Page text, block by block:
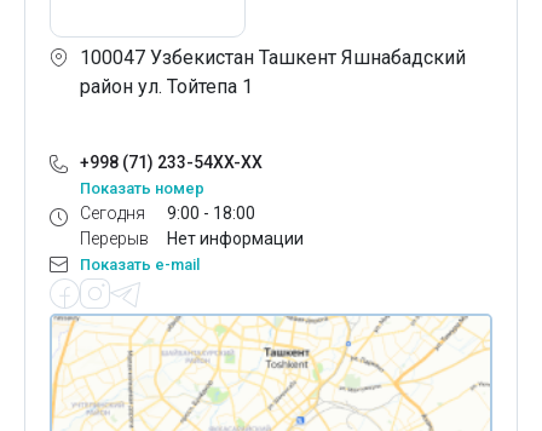
100047 Узбекистан Ташкент Яшнабадский
район ул. Тойтепа 1
+998 (71) 233-54XX-XX
Показать номер
Сегодня
Перерыв
9:00 - 18:00
Нет информации
Показать e-mail